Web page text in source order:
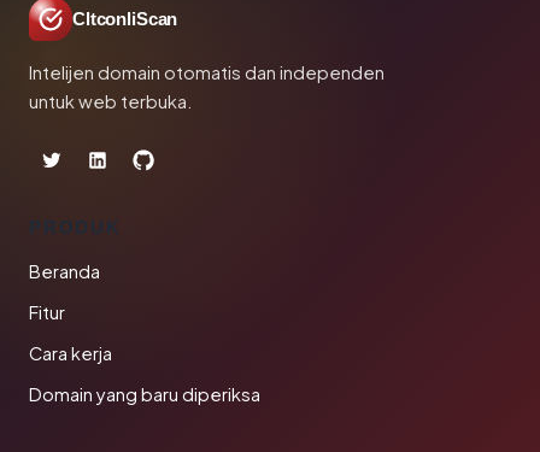
CltconliScan
Intelijen domain otomatis dan independen
untuk web terbuka.
PRODUK
Beranda
Fitur
Cara kerja
Domain yang baru diperiksa